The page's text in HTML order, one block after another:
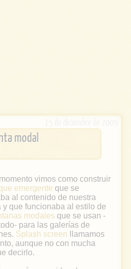
modal
vimos como construir
emergente que se
al contenido de nuestra
y que funcionaba al estilo de
modales que se usan -
para las galerías de
Splash screen llamamos
aunque no con mucha
decirlo.